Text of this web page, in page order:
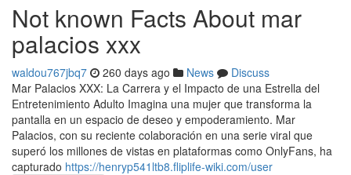
Not known Facts About mar
palacios xxx
waldou767jbq7 260 days ago News
Discuss
Mar Palacios XXX: La Carrera y el Impacto de una Estrella del
Entretenimiento Adulto Imagina una mujer que transforma la
pantalla en un espacio de deseo y empoderamiento. Mar
Palacios, con su reciente colaboración en una serie viral que
superó los millones de vistas en plataformas como OnlyFans, ha
capturado https://henryp541ltb8.fliplife-wiki.com/user